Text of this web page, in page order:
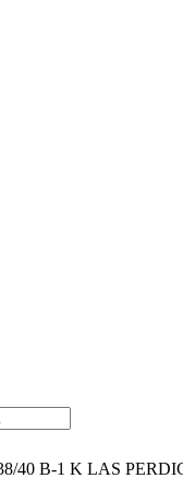
40 B-1 K LAS